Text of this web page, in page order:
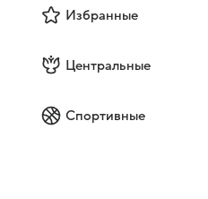
Избранные
Центральные
Спортивные